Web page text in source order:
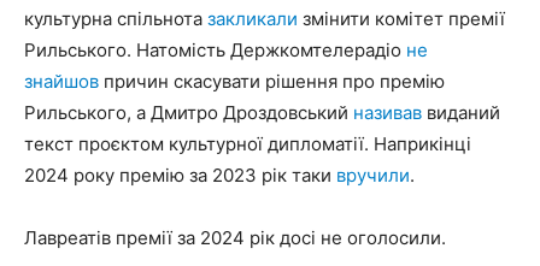
культурна спільнота закликали змінити комітет премії
Рильського. Натомість Держкомтелерадіо не
знайшов причин скасувати рішення про премію
Рильського, а Дмитро Дроздовський називав виданий
текст проєктом культурної дипломатії. Наприкінці
2024 року премію за 2023 рік таки вручили.
Лавреатів премії за 2024 рік досі не оголосили.